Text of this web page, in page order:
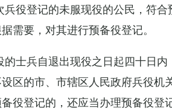
役登记的未服现役的公民，符
需要，对其进行预备役登记。
士兵自退出现役之日起四十日
区的市、市辖区人民政府兵役机
役登记的，还应当办理预备役登记